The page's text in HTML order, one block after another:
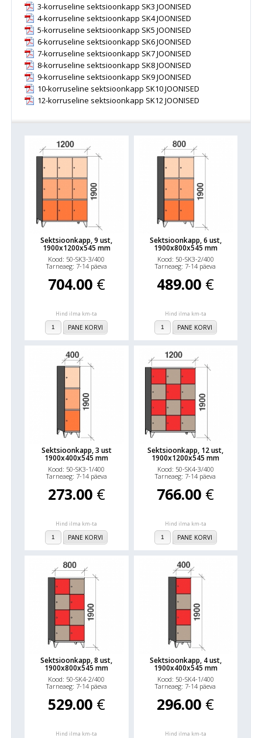
kestvuse.
Sektsioonkappide tüüpilisemad kasutuskohad on koolid,
haiglad, spordiasutused ja paljud muud kohad, kus
vajatakse personaalsete asjade hoiustamiseks turvalist
hoiulaegast.
3-korruseline sektsioonkapp SK3 JOONISED
4-korruseline sektsioonkapp SK4 JOONISED
5-korruseline sektsioonkapp SK5 JOONISED
6-korruseline sektsioonkapp SK6 JOONISED
7-korruseline sektsioonkapp SK7 JOONISED
8-korruseline sektsioonkapp SK8 JOONISED
9-korruseline sektsioonkapp SK9 JOONISED
10-korruseline sektsioonkapp SK10 JOONISED
12-korruseline sektsioonkapp SK12 JOONISED
Sektsioonkapp, 9 ust,
1900x1200x545 mm
Kood: 50-SK3-3/400
Tarneaeg: 7-14 päeva
704.00 €
Hind ilma km-ta
PANE KORVI
Sektsioonkapp, 6 ust,
1900x800x545 mm
Kood: 50-SK3-2/400
Tarneaeg: 7-14 päeva
489.00 €
Hind ilma km-ta
PANE KORVI
Sektsioonkapp, 3 ust
1900x400x545 mm
Kood: 50-SK3-1/400
Tarneaeg: 7-14 päeva
273.00 €
Hind ilma km-ta
PANE KORVI
Sektsioonkapp, 12 ust,
1900x1200x545 mm
Kood: 50-SK4-3/400
Tarneaeg: 7-14 päeva
766.00 €
Hind ilma km-ta
PANE KORVI
Sektsioonkapp, 8 ust,
1900x800x545 mm
Kood: 50-SK4-2/400
Tarneaeg: 7-14 päeva
529.00 €
Hind ilma km-ta
Sektsioonkapp, 4 ust,
1900x400x545 mm
Kood: 50-SK4-1/400
Tarneaeg: 7-14 päeva
296.00 €
Hind ilma km-ta